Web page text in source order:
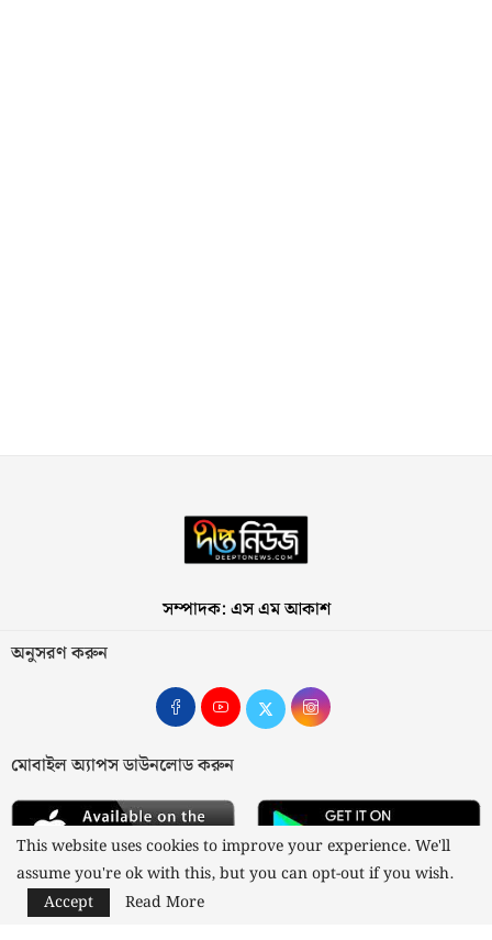
সম্পাদক: এস এম আকাশ
অনুসরণ করুন
মোবাইল অ্যাপস ডাউনলোড করুন
This website uses cookies to improve your experience. We'll
assume you're ok with this, but you can opt-out if you wish.
Accept
Read More